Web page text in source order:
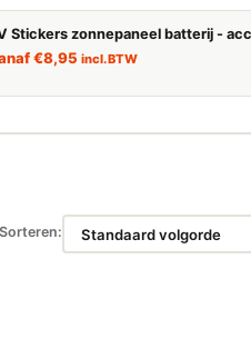
Stickers zonnepaneel batterij -
€8,95 incl. BTW
Sorteren: